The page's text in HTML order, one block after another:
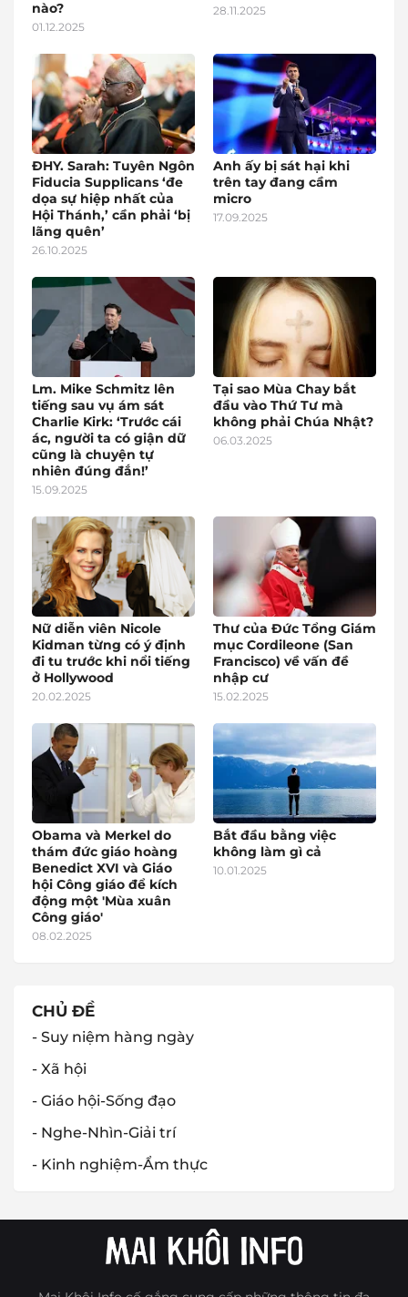
nào?
01.12.2025
28.11.2025
ĐHY. Sarah: Tuyên Ngôn
Fiducia Supplicans ‘đe
dọa sự hiệp nhất của
Hội Thánh,’ cần phải ‘bị
lãng quên’
26.10.2025
Anh ấy bị sát hại khi
trên tay đang cầm
micro
17.09.2025
Lm. Mike Schmitz lên
tiếng sau vụ ám sát
Charlie Kirk: ‘Trước cái
ác, người ta có giận dữ
cũng là chuyện tự
nhiên đúng đắn!’
15.09.2025
Tại sao Mùa Chay bắt
đầu vào Thứ Tư mà
không phải Chúa Nhật?
06.03.2025
Nữ diễn viên Nicole
Kidman từng có ý định
đi tu trước khi nổi tiếng
ở Hollywood
20.02.2025
Thư của Đức Tổng Giám
mục Cordileone (San
Francisco) về vấn đề
nhập cư
15.02.2025
Obama và Merkel do
thám đức giáo hoàng
Benedict XVI và Giáo
hội Công giáo để kích
động một 'Mùa xuân
Công giáo'
08.02.2025
Bắt đầu bằng việc
không làm gì cả
10.01.2025
CHỦ ĐỀ
- Suy niệm hàng ngày
- Xã hội
- Giáo hội-Sống đạo
- Nghe-Nhìn-Giải trí
- Kinh nghiệm-Ẩm thực